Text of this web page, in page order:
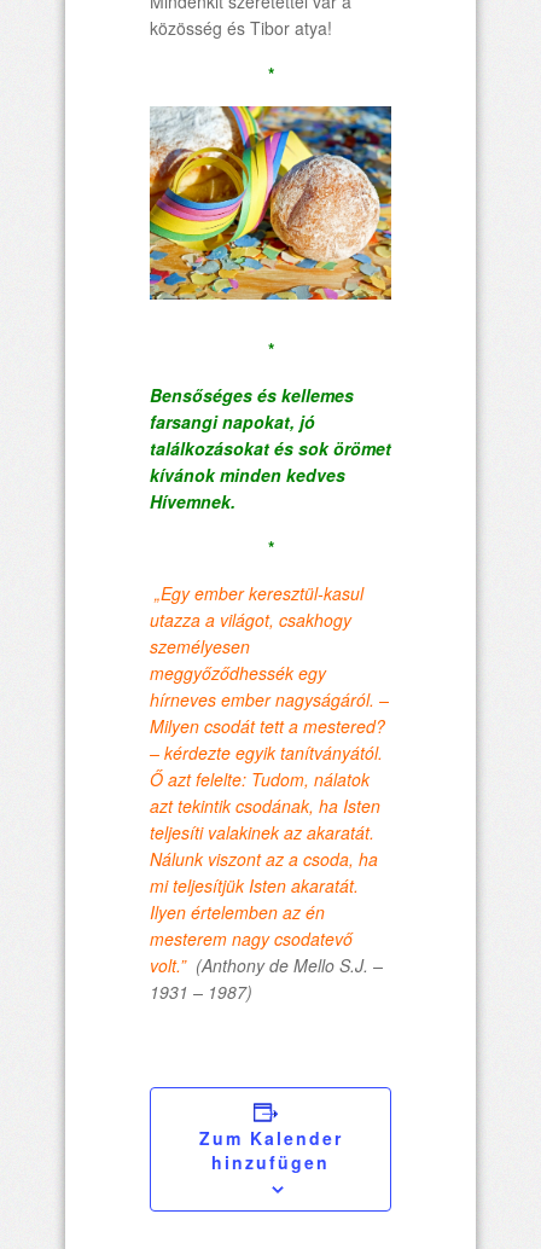
közösség és Tibor atya!
*
*
Bensőséges és kellemes
farsangi napokat, jó
találkozásokat és sok örömet
kívánok minden kedves
Hívemnek.
*
„Egy ember keresztül-kasul
utazza a világot, csakhogy
személyesen
meggyőződhessék egy
hírneves ember nagyságáról. –
Milyen csodát tett a mestered?
– kérdezte egyik tanítványától.
Ő azt felelte: Tudom, nálatok
azt tekintik csodának, ha Isten
teljesíti valakinek az akaratát.
Nálunk viszont az a csoda, ha
mi teljesítjük Isten akaratát.
Ilyen értelemben az én
mesterem nagy csodatevő
volt.” (Anthony de Mello S.J. –
1931 – 1987)
Zum Kalender
hinzufügen